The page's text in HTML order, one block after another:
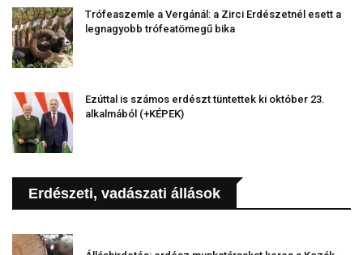
Trófeaszemle a Vergánál: a Zirci Erdészetnél esett a
legnagyobb trófeatömegű bika
Ezúttal is számos erdészt tüntettek ki október 23.
alkalmából (+KÉPEK)
Erdészeti, vadászati állások